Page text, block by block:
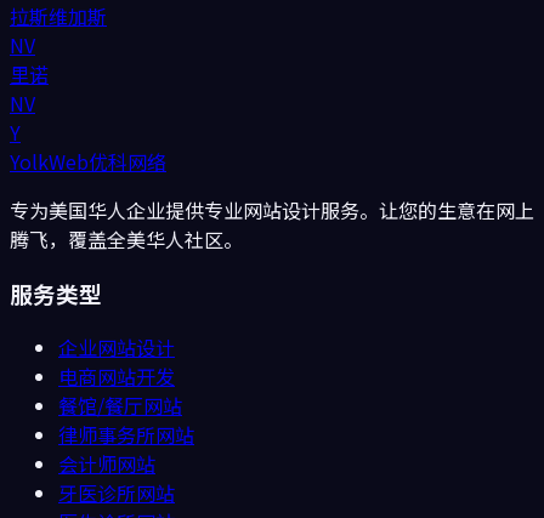
拉斯维加斯
NV
里诺
NV
Y
YolkWeb优科网络
专为美国华人企业提供专业网站设计服务。让您的生意在网上
腾飞，覆盖全美华人社区。
服务类型
企业网站设计
电商网站开发
餐馆/餐厅网站
律师事务所网站
会计师网站
牙医诊所网站